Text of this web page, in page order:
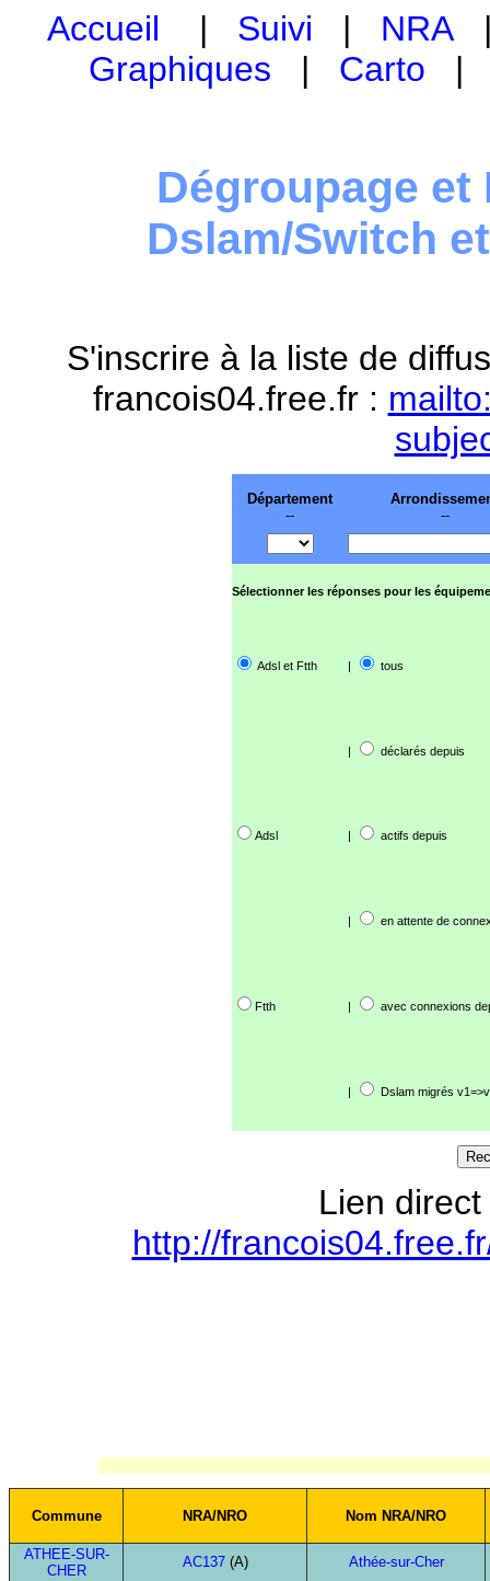
Accueil | Suivi | NRA
Graphiques | Carto
Dégroupage et
Dslam/Switch
S'inscrire à la liste de
francois04.free.fr :
Département
--
--
Sélectionner les réponses pour les
Adsl et Ftth | tous
| déclarés depuis
Adsl | actifs depuis
| en attente de
Ftth | avec connexions
| Dslam migrés
Lien
http://
Commune NRA/NRO Nom NRA/NRO
ATHEE-SUR-
CHER
AC137(A) Athée-sur-Cher